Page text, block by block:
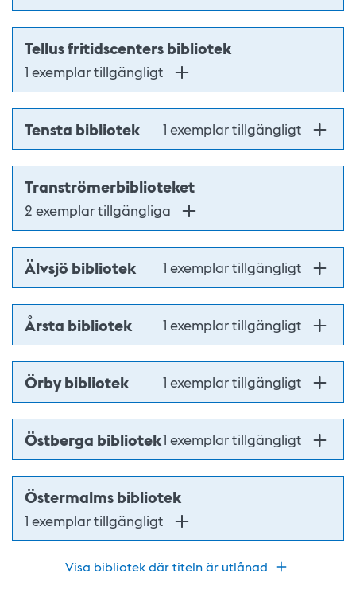
Tellus fritidscenters bibliotek
1 exemplar tillgängligt
Tensta bibliotek 1 exemplar tillgängligt
Tranströmerbiblioteket
2 exemplar tillgängliga
Älvsjö bibliotek 1 exemplar tillgängligt
Årsta bibliotek 1 exemplar tillgängligt
Örby bibliotek 1 exemplar tillgängligt
Östberga bibliotek1 exemplar tillgängligt
Östermalms bibliotek
1 exemplar tillgängligt
Visa bibliotek där titeln är utlånad